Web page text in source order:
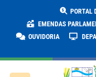
PORTAL
EMENDAS
OUVIDORIA